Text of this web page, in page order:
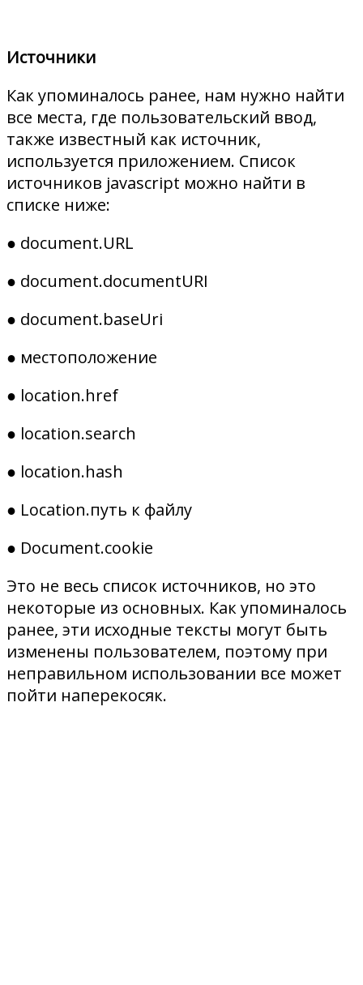
Источники
Как упоминалось ранее, нам нужно найти
все места, где пользовательский ввод,
также известный как источник,
используется приложением. Список
источников javascript можно найти в
списке ниже:
● document.URL
● document.documentURI
● document.baseUri
● местоположение
● location.href
● location.search
● location.hash
● Location.путь к файлу
● Document.cookie
Это не весь список источников, но это
некоторые из основных. Как упоминалось
ранее, эти исходные тексты могут быть
изменены пользователем, поэтому при
неправильном использовании все может
пойти наперекосяк.